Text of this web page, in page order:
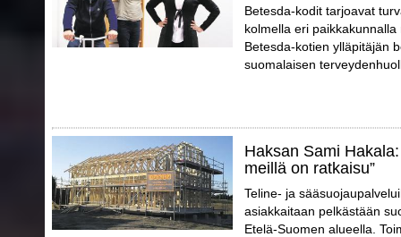
Betesda-kodit tarjoavat
kolmella eri
Betesda-kotien ylläpitäjän
suomalaisen
Haksan Sami
meillä on ratkaisu”
Teline- ja
asiakkaitaan pelkästään
Etelä-Suomen alueella.